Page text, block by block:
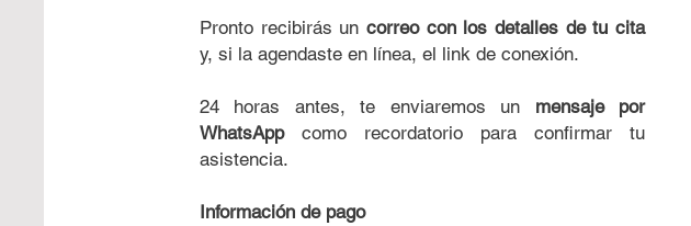
Pronto recibirás un correo con los detalles de tu cita
y, si la agendaste en línea, el link de conexión.
24 horas antes, te enviaremos un mensaje por
WhatsAppcomo recordatorio para confirmar tu
asistencia.
Información de pago